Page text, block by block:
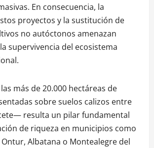
En consecuencia, la
proyectos y la sustitución de
no autóctonos amenazan
supervivencia del ecosistema
más de 20.000 hectáreas de
sobre suelos calizos entre
resulta un pilar fundamental
de riqueza en municipios como
Ontur, Albatana o Montealegre del